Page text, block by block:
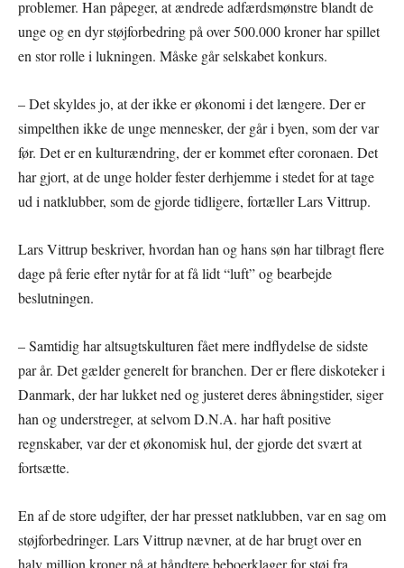
problemer. Han påpeger, at ændrede adfærdsmønstre blandt de
unge og en dyr støjforbedring på over 500.000 kroner har spillet
en stor rolle i lukningen. Måske går selskabet konkurs.
– Det skyldes jo, at der ikke er økonomi i det længere. Der er
simpelthen ikke de unge mennesker, der går i byen, som der var
før. Det er en kulturændring, der er kommet efter coronaen. Det
har gjort, at de unge holder fester derhjemme i stedet for at tage
ud i natklubber, som de gjorde tidligere, fortæller Lars Vittrup.
Lars Vittrup beskriver, hvordan han og hans søn har tilbragt flere
dage på ferie efter nytår for at få lidt “luft” og bearbejde
beslutningen.
– Samtidig har altsugtskulturen fået mere indflydelse de sidste
par år. Det gælder generelt for branchen. Der er flere diskoteker i
Danmark, der har lukket ned og justeret deres åbningstider, siger
han og understreger, at selvom D.N.A. har haft positive
regnskaber, var der et økonomisk hul, der gjorde det svært at
fortsætte.
En af de store udgifter, der har presset natklubben, var en sag om
støjforbedringer. Lars Vittrup nævner, at de har brugt over en
halv million kroner på at håndtere beboerklager for støj fra